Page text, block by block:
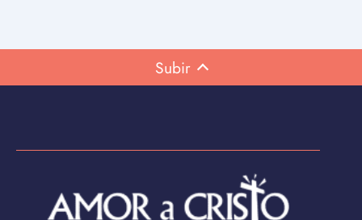
Subir